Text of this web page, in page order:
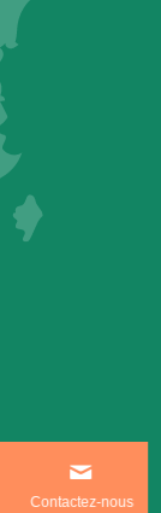
Contactez-nous